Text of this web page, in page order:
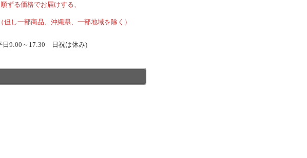
ずる価格でお届けする、
し一部商品、沖縄県、一部地域を除く）
日9:00～17:30 日祝は休み)